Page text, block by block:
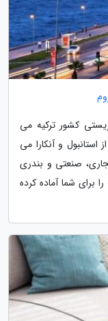
کشور ترکیه می
و آنکارا می
صنعتی و بندری
برای شما آماده کرده